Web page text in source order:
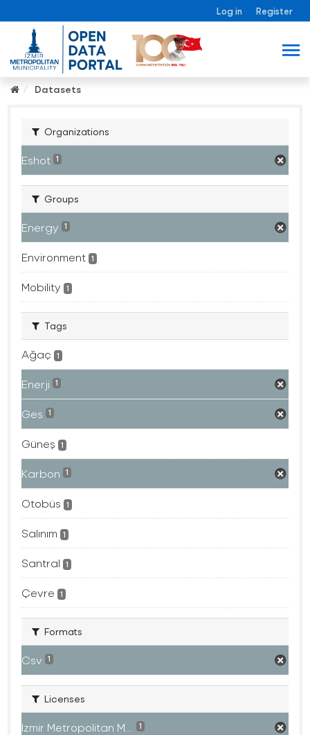
Log in Register
Datasets
Organizations
Eshot 1
Groups
Energy 1
Environment 1
Mobility 1
Tags
Ağaç 1
Enerji 1
Ges 1
Güneş 1
Karbon 1
Otobüs 1
Salınım 1
Santral 1
Çevre 1
Formats
Csv 1
Licenses
Izmir Metropolitan M... 1